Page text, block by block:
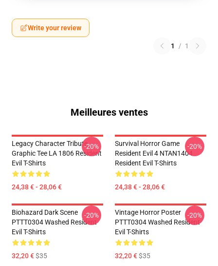
Write your review
1 / 1
Meilleures ventes
Legacy Character Tribute
Graphic Tee LA 1806 Resident
Evil T-Shirts
24,38 € - 28,06 €
-20%
Survival Horror Game
Resident Evil 4 NTAN1404
Resident Evil T-Shirts
24,38 € - 28,06 €
-20%
Biohazard Dark Scene
PTTT0304 Washed Resident
Evil T-Shirts
32,20 €$35
-20%
Vintage Horror Poster
PTTT0304 Washed Resident
Evil T-Shirts
32,20 €$35
-20%